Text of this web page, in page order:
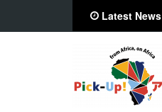
Latest News